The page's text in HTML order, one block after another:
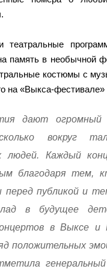
театральные
память в необычной
костюмы с
на «Выкса-фестивале»
дают огромный
вокруг
людей. Каждый
благодаря тем,
публикой и
в будущее
в Выксе
положительных